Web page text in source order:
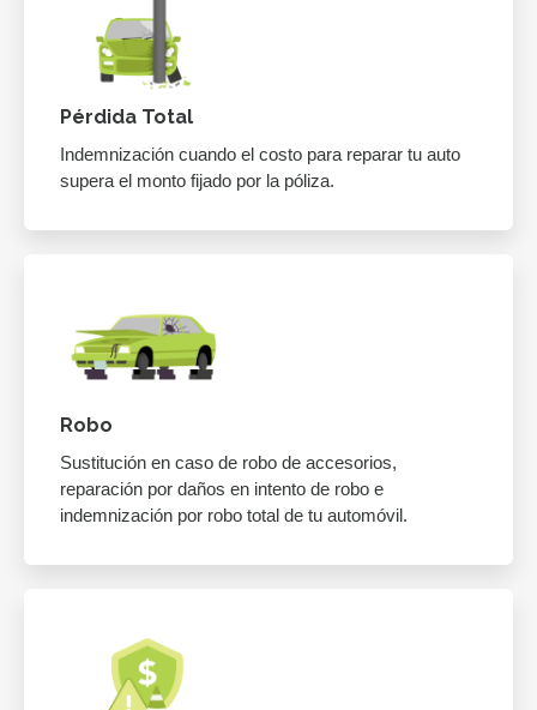
Pérdida Total
Indemnización cuando el costo para reparar tu auto
supera el monto fijado por la póliza.
Robo
Sustitución en caso de robo de accesorios,
reparación por daños en intento de robo e
indemnización por robo total de tu automóvil.